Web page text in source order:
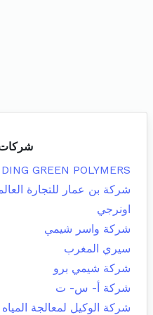
GREEN POLYMERS
شركة بن عمار للتجارة
اونرجي
شركة واسر شيمي
سيري المغرب
شركة شيمي برو
شركة أ- س- ت
شركة الوكيل لمعالجة المياه